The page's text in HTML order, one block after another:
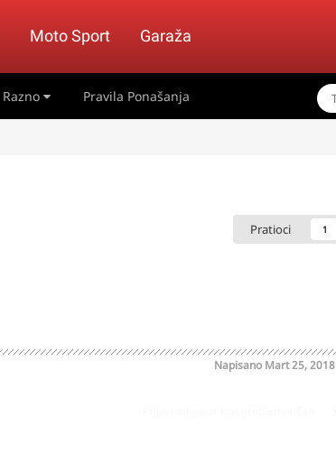
Moto Sport Garaža
Razno Pravila Ponašanja
Pratioci 1
Napisano Mart 25, 2018